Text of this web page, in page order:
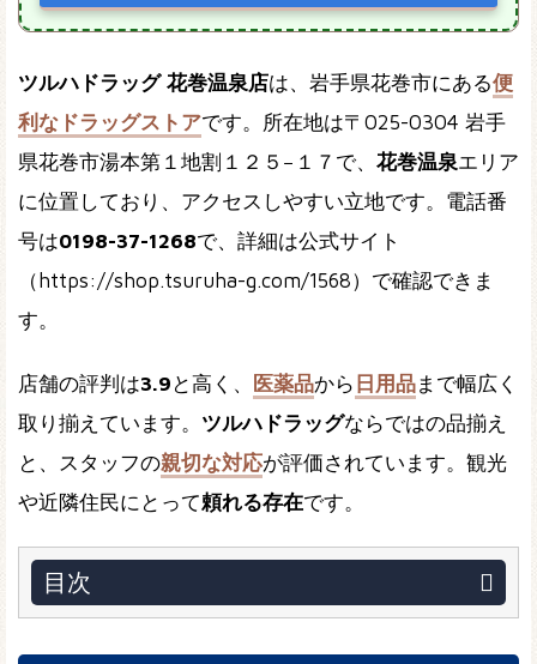
ツルハドラッグ 花巻温泉店は、岩手県花巻市にある便
利なドラッグストアです。所在地は〒025-0304 岩手
県花巻市湯本第１地割１２５−１７で、 花巻温泉エリア
に位置しており、アクセスしやすい立地です。電話番
号は0198-37-1268で、詳細は公式サイト
（https://shop.tsuruha-g.com/1568）で確認できま
す。
店舗の評判は3.9 と高く、 医薬品から 日用品まで幅広く
取り揃えています。 ツルハドラッグならではの品揃え
と、スタッフの親切な対応が評価されています。観光
や近隣住民にとって頼れる存在です。
目次